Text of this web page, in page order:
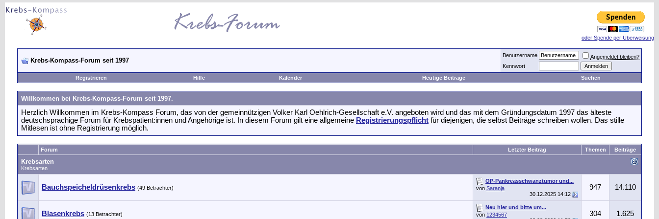
oder Spende per Überweisung
Krebs-Kompass-Forum seit 1997
Benutzername
Angemeldet bleiben?
Kennwort
Registrieren
Hilfe Kalender Heutige Beiträge Suchen
Willkommen bei Krebs-Kompass-Forum seit 1997.
Herzlich Willkommen im Krebs-Kompass Forum, das von der gemeinnützigen Volker Karl Oehlrich-Gesellschaft e.V. angeboten wird und das mit dem Gründungsdatum 1997 das älteste
deutschsprachige Forum für Krebspatient:innen und Angehörige ist. In diesem Forum gilt eine allgemeine Registrierungspflicht für diejenigen, die selbst Beiträge schreiben wollen. Das stille
Mitlesen ist ohne Registrierung möglich.
Forum Letzter Beitrag Themen Beiträge
Krebsarten
Krebsarten
Bauchspeicheldrüsenkrebs (49 Betrachter)
OP-Pankreasschwanztumor und...
von Saranja
30.12.2025 14:12
947 14.110
Blasenkrebs (13 Betrachter)
Neu hier und bitte um...
von 1234567
304 1.625